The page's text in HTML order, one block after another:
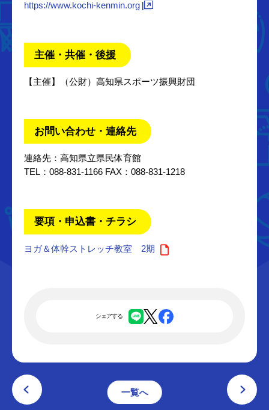
https://www.kochi-kenmin.org
主催・共催・後援
【主催】（公財）高知県スポーツ振興財団
お問い合わせ・連絡先
連絡先：高知県立県民体育館
TEL：088-831-1166 FAX：088-831-1218
要項・申込書・チラシ
ヨガ＆体幹ストレッチ教室 2期
シェアする
一覧へ